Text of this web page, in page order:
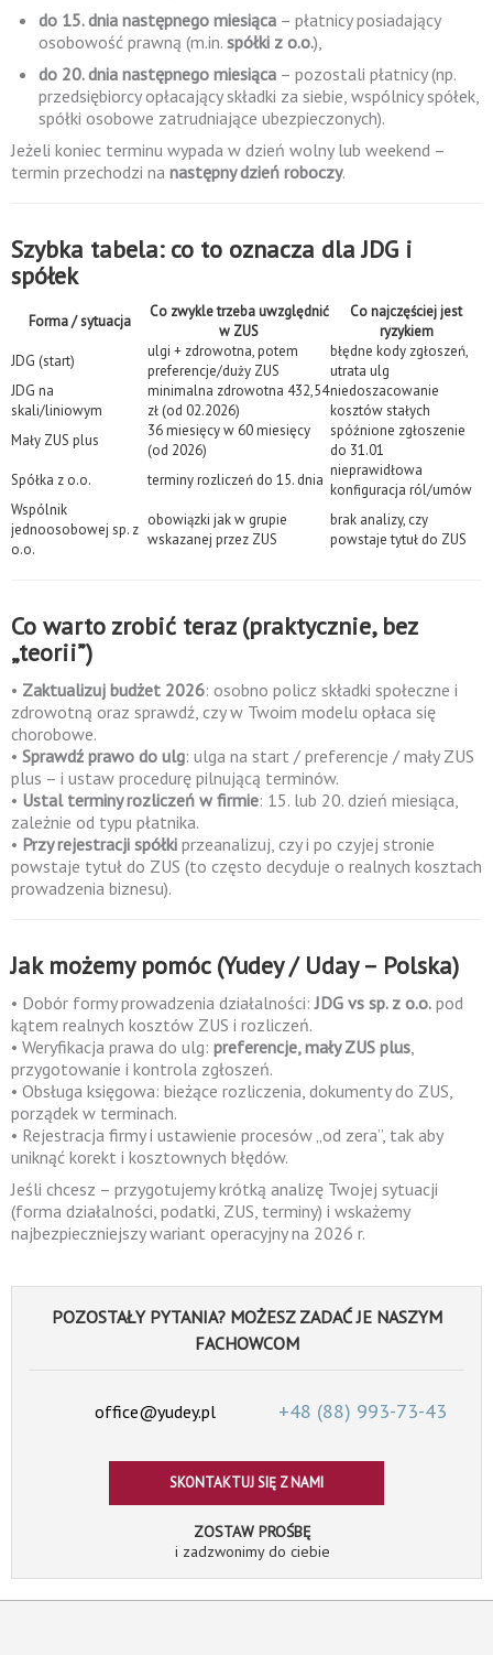
do 15. dnia następnego miesiąca – płatnicy posiadający
osobowość prawną (m.in. spółki z o.o.),
do 20. dnia następnego miesiąca – pozostali płatnicy (np.
przedsiębiorcy opłacający składki za siebie, wspólnicy spółek,
spółki osobowe zatrudniające ubezpieczonych).
Jeżeli koniec terminu wypada w dzień wolny lub weekend –
termin przechodzi na następny dzień roboczy.
Szybka tabela: co to oznacza dla JDG i
spółek
Forma / sytuacja
Co zwykle trzeba uwzględnić
w ZUS
Co najczęściej jest
ryzykiem
JDG (start)
ulgi + zdrowotna, potem
preferencje/duży ZUS
błędne kody zgłoszeń,
utrata ulg
JDG na
skali/liniowym
minimalna zdrowotna 432,54
zł (od 02.2026)
niedoszacowanie
kosztów stałych
Mały ZUS plus
36 miesięcy w 60 miesięcy
(od 2026)
spóźnione zgłoszenie
do 31.01
Spółka z o.o.
terminy rozliczeń do 15. dnia
nieprawidłowa
konfiguracja ról/umów
Wspólnik
jednoosobowej sp. z
o.o.
obowiązki jak w grupie
wskazanej przez ZUS
brak analizy, czy
powstaje tytuł do ZUS
Co warto zrobić teraz (praktycznie, bez
„teorii”)
• Zaktualizuj budżet 2026: osobno policz składki społeczne i
zdrowotną oraz sprawdź, czy w Twoim modelu opłaca się
chorobowe.
• Sprawdź prawo do ulg: ulga na start / preferencje / mały ZUS
plus – i ustaw procedurę pilnującą terminów.
• Ustal terminy rozliczeń w firmie: 15. lub 20. dzień miesiąca,
zależnie od typu płatnika.
• Przy rejestracji spółki przeanalizuj, czy i po czyjej stronie
powstaje tytuł do ZUS (to często decyduje o realnych kosztach
prowadzenia biznesu).
Jak możemy pomóc (Yudey / Uday – Polska)
• Dobór formy prowadzenia działalności:JDG vs sp. z o.o. pod
kątem realnych kosztów ZUS i rozliczeń.
• Weryfikacja prawa do ulg: preferencje, mały ZUS plus,
przygotowanie i kontrola zgłoszeń.
• Obsługa księgowa: bieżące rozliczenia, dokumenty do ZUS,
porządek w terminach.
• Rejestracja firmy i ustawienie procesów „od zera”, tak aby
uniknąć korekt i kosztownych błędów.
Jeśli chcesz – przygotujemy krótką analizę Twojej sytuacji
(forma działalności, podatki, ZUS, terminy) i wskażemy
najbezpieczniejszy wariant operacyjny na 2026 r.
POZOSTAŁY PYTANIA? MOŻESZ ZADAĆ JE NASZYM
FACHOWCOM
office@yudey.pl +48 (88) 993-73-43
SKONTAKTUJ SIĘ Z NAMI
ZOSTAW PROŚBĘ
i zadzwonimy do ciebie